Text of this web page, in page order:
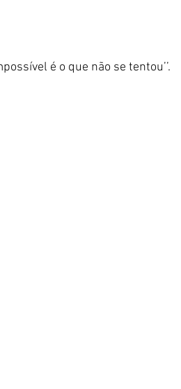
é o que não se tentou’’.